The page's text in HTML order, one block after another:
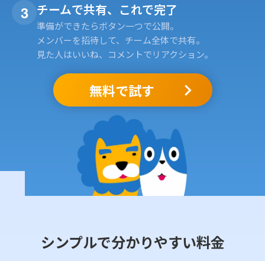
3 チームで共有、これで完了
準備ができたらボタン一つで公開。
メンバーを招待して、チーム全体で共有。
見た人はいいね、コメントでリアクション。
無料で試す
シンプルで分かりやすい料金